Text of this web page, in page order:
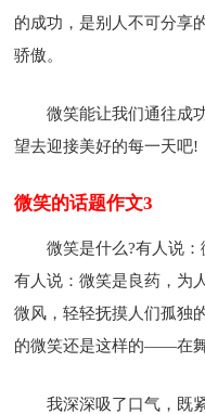
的成功，是别人不可分享
骄傲。
微笑能让我们通往成
望去迎接美好的每一天吧!
微笑的话题作文3
微笑是什么?有人说：
有人说：微笑是良药，为
微风，轻轻抚摸人们孤独
的微笑还是这样的——在
我深深吸了口气，既